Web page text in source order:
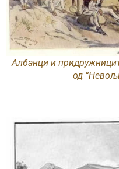
Албанци и
од